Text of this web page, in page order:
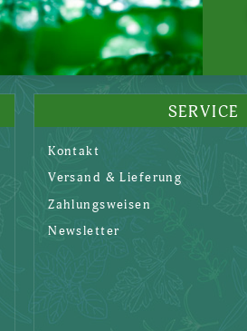
SERVICE
Kontakt
Versand & Lieferung
Zahlungsweisen
Newsletter